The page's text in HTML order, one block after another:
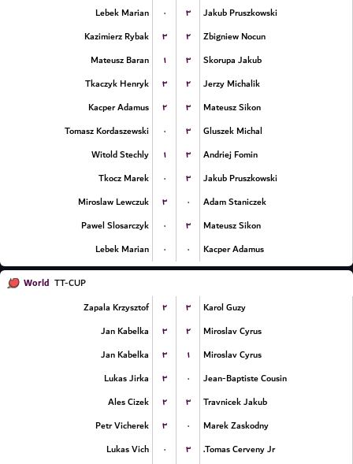
Lebek Marian
۰ ۳
Jakub Pruszkowski
Kazimierz Rybak
۳ ۲
Zbigniew Nocun
Mateusz Baran
۱ ۳
Skorupa Jakub
Tkaczyk Henryk
۳ ۲
Jerzy Michalik
Kacper Adamus
۲ ۳
Mateusz Sikon
Tomasz Kordaszewski
۰ ۳
Gluszek Michal
Witold Stechly
۱ ۳
Andriej Fomin
Tkocz Marek
۰ ۳
Jakub Pruszkowski
Miroslaw Lewczuk
۳ ۰
Adam Staniczek
Pawel Slosarczyk
۰ ۳
Mateusz Sikon
Lebek Marian
۰ ۰ Kacper Adamus
World TT-CUP
Zapala Krzysztof
۲ ۳
Karol Guzy
Jan Kabelka
۳ ۲
Miroslav Cyrus
Jan Kabelka
۳ ۱
Miroslav Cyrus
Lukas Jirka
۳ ۰
Jean-Baptiste Cousin
Ales Cizek
۲ ۳
Travnicek Jakub
Petr Vicherek
۳ ۰
Marek Zaskodny
Lukas Vich
۰ ۳
Tomas Cerveny Jr.